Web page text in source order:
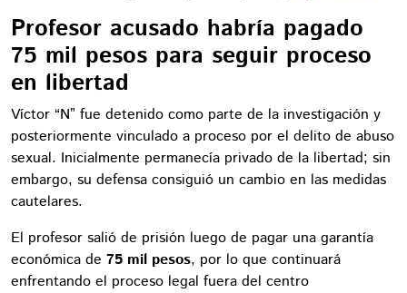
Profesor acusado habría pagado
75 mil pesos para seguir proceso
en libertad
Víctor “N” fue detenido como parte de la investigación y
posteriormente vinculado a proceso por el delito de abuso
sexual. Inicialmente permanecía privado de la libertad; sin
embargo, su defensa consiguió un cambio en las medidas
cautelares.
El profesor salió de prisión luego de pagar una garantía
económica de 75 mil pesos, por lo que continuará
enfrentando el proceso legal fuera del centro